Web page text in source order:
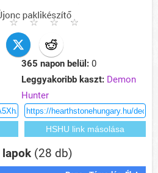
365 napon belül: 0
Leggyakoribb kaszt: Demon
Hunter
lapok (28 db)